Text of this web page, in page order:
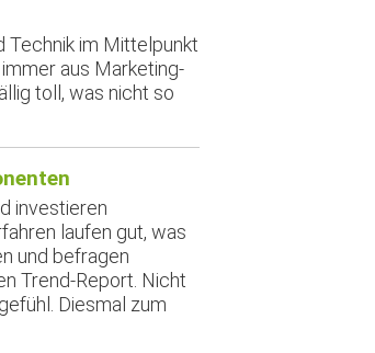
Technik im Mittelpunkt
aus Marketing-
toll, was nicht so
investieren
laufen gut, was
und befragen
Trend-Report. Nicht
Diesmal zum